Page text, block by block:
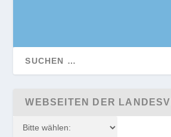
WEBSEITEN DER